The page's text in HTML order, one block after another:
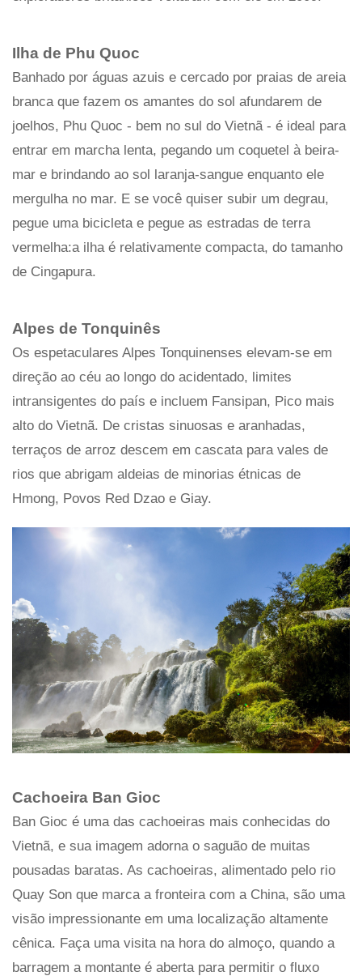
Ilha de Phu Quoc
Banhado por águas azuis e cercado por praias de areia
branca que fazem os amantes do sol afundarem de
joelhos, Phu Quoc - bem no sul do Vietnã - é ideal para
entrar em marcha lenta, pegando um coquetel à beira-
mar e brindando ao sol laranja-sangue enquanto ele
mergulha no mar. E se você quiser subir um degrau,
pegue uma bicicleta e pegue as estradas de terra
vermelha:a ilha é relativamente compacta, do tamanho
de Cingapura.
Alpes de Tonquinês
Os espetaculares Alpes Tonquinenses elevam-se em
direção ao céu ao longo do acidentado, limites
intransigentes do país e incluem Fansipan, Pico mais
alto do Vietnã. De cristas sinuosas e aranhadas,
terraços de arroz descem em cascata para vales de
rios que abrigam aldeias de minorias étnicas de
Hmong, Povos Red Dzao e Giay.
Cachoeira Ban Gioc
Ban Gioc é uma das cachoeiras mais conhecidas do
Vietnã, e sua imagem adorna o saguão de muitas
pousadas baratas. As cachoeiras, alimentado pelo rio
Quay Son que marca a fronteira com a China, são uma
visão impressionante em uma localização altamente
cênica. Faça uma visita na hora do almoço, quando a
barragem a montante é aberta para permitir o fluxo